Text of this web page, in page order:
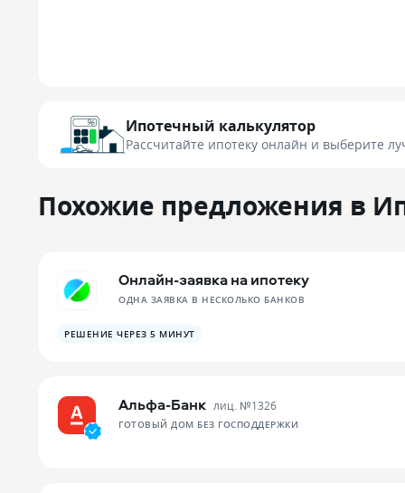
Ипотечный калькулятор
Рассчитайте ипотеку онлайн и выберите
Похожие предложения в
Онлайн-заявка на ипотеку
ОДНА ЗАЯВКА В НЕСКОЛЬКО БАНКОВ
РЕШЕНИЕ ЧЕРЕЗ 5 МИНУТ
Альфа-Банк лиц. №1326
ГОТОВЫЙ ДОМ БЕЗ ГОСПОДДЕРЖКИ